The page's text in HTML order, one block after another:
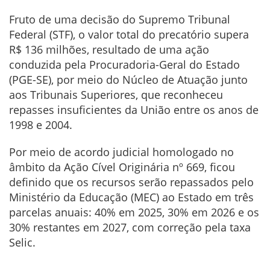
Fruto de uma decisão do Supremo Tribunal
Federal (STF), o valor total do precatório supera
R$ 136 milhões, resultado de uma ação
conduzida pela Procuradoria-Geral do Estado
(PGE-SE), por meio do Núcleo de Atuação junto
aos Tribunais Superiores, que reconheceu
repasses insuficientes da União entre os anos de
1998 e 2004.
Por meio de acordo judicial homologado no
âmbito da Ação Cível Originária nº 669, ficou
definido que os recursos serão repassados pelo
Ministério da Educação (MEC) ao Estado em três
parcelas anuais: 40% em 2025, 30% em 2026 e os
30% restantes em 2027, com correção pela taxa
Selic.